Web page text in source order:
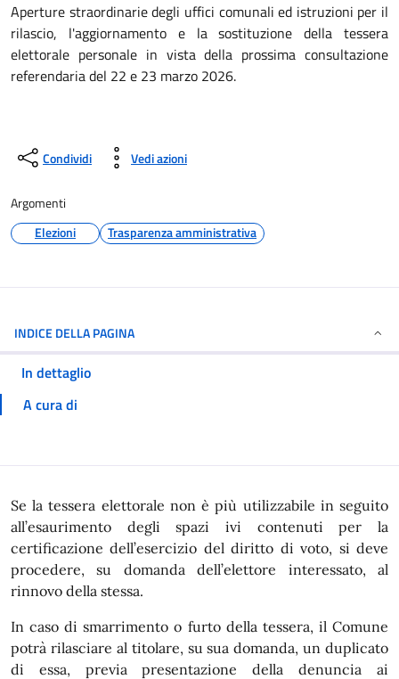
Aperture straordinarie degli uffici comunali ed istruzioni per il
rilascio, l'aggiornamento e la sostituzione della tessera
elettorale personale in vista della prossima consultazione
referendaria del 22 e 23 marzo 2026.
Condividi Vedi azioni
Argomenti
Elezioni
Trasparenza amministrativa
INDICE DELLA PAGINA
In dettaglio
A cura di
In dettaglio
Se la tessera elettorale non è più utilizzabile in seguito
all’esaurimento degli spazi ivi contenuti per la
certificazione dell’esercizio del diritto di voto, si deve
procedere, su domanda dell’elettore interessato, al
rinnovo della stessa.
In caso di smarrimento o furto della tessera, il Comune
potrà rilasciare al titolare, su sua domanda, un duplicato
di essa, previa presentazione della denuncia ai